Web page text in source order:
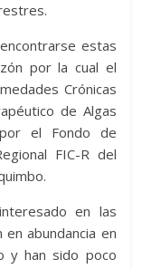
estas
por la cual el
Crónicas
de Algas
por el Fondo de
FIC-R del
en las
en abundancia en
y han sido poco